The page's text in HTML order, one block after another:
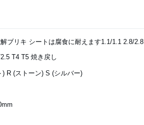
ブリキ シートは腐食に耐えます1.1/1.1 2.8/2.8
T4 T5 焼き戻し
) R (ストーン) S (シルバー)